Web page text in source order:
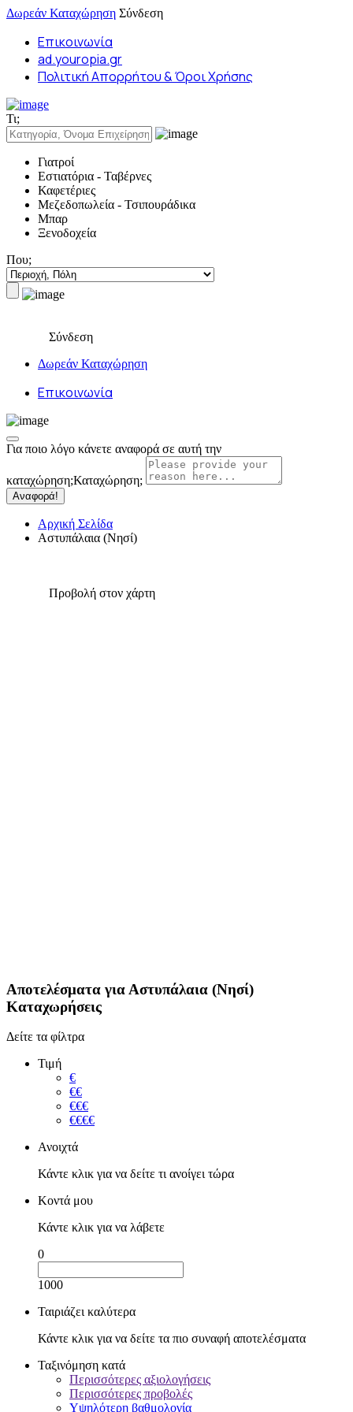
Δωρεάν Καταχώρηση Σύνδεση
Επικοινωνία
ad.youropia.gr
Πολιτική Απορρήτου & Όροι Χρήσης
Τι;
Γιατροί
Εστιατόρια - Ταβέρνες
Καφετέριες
Μεζεδοπωλεία - Τσιπουράδικα
Μπαρ
Ξενοδοχεία
Που;
Σύνδεση
Δωρεάν Καταχώρηση
Επικοινωνία
Για ποιο λόγο κάνετε αναφορά σε αυτή την
καταχώρηση;Καταχώρηση;
Αναφορά!
Αρχική Σελίδα
Αστυπάλαια (Νησί)
Προβολή στον χάρτη
Αποτελέσματα για Αστυπάλαια (Νησί)
Καταχωρήσεις
Δείτε τα φίλτρα
Τιμή
€
€€
€€€
€€€€
Ανοιχτά
Κάντε κλικ για να δείτε τι ανοίγει τώρα
Κοντά μου
Κάντε κλικ για να λάβετε
0
1000
Ταιριάζει καλύτερα
Κάντε κλικ για να δείτε τα πιο συναφή αποτελέσματα
Ταξινόμηση κατά
Περισσότερες αξιολογήσεις
Περισσότερες προβολές
Υψηλότερη βαθμολογία